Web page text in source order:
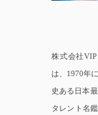
株式会社
は、1970年
史ある日本
タレント名